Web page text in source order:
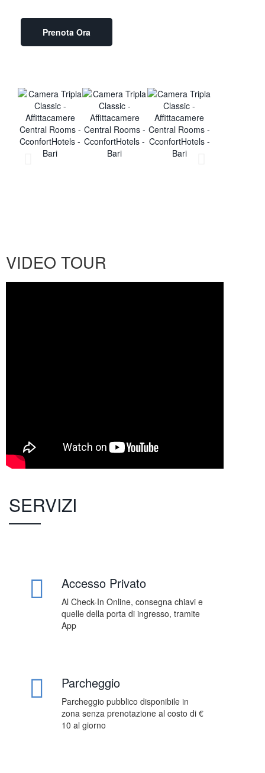
Prenota Ora
VIDEO TOUR
SERVIZI
Accesso Privato
Al Check-In Online, consegna chiavi e
quelle della porta di ingresso, tramite
App
Parcheggio
Parcheggio pubblico disponibile in
zona senza prenotazione al costo di €
10 al giorno